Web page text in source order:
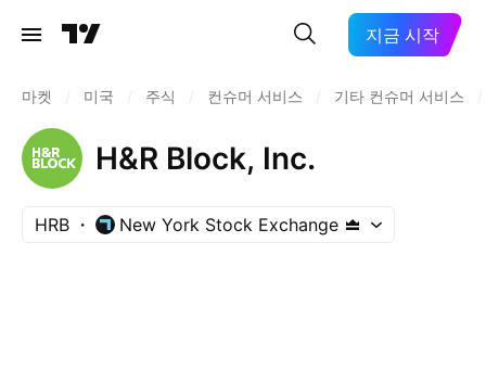
지금 시작
마켓 미국 주식 컨슈머 서비스 기타 컨슈머 서비스
H&R Block, Inc.
HRB New York Stock Exchange